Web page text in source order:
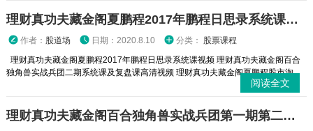
理财真功夫藏金阁夏鹏程2017年鹏程日思录系统课视频
作者： 股道场 日期：2020.8.10 分类： 股票课程
理财真功夫藏金阁夏鹏程2017年鹏程日思录系统课视频 理财真功夫藏金阁百合
独角兽实战兵团二期系统课及复盘课高清视频 理财真功夫藏金阁夏鹏程股市淘...
阅读全文
理财真功夫藏金阁百合独角兽实战兵团第一期第二期系统课及复盘课高清视频